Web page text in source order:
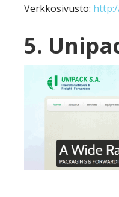
Verkkosivusto:
5.